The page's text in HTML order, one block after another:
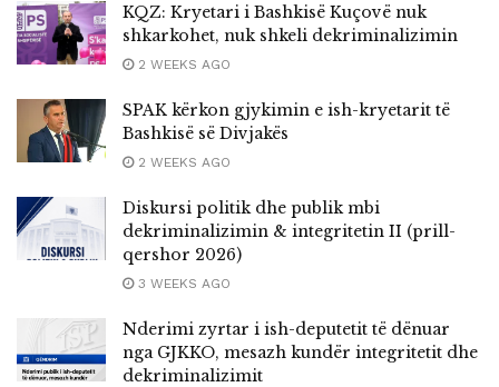
KQZ: Kryetari i Bashkisë Kuçovë nuk
shkarkohet, nuk shkeli dekriminalizimin
2 WEEKS AGO
SPAK kërkon gjykimin e ish-kryetarit të
Bashkisë së Divjakës
2 WEEKS AGO
Diskursi politik dhe publik mbi
dekriminalizimin & integritetin II (prill-
qershor 2026)
3 WEEKS AGO
Nderimi zyrtar i ish-deputetit të dënuar
nga GJKKO, mesazh kundër integritetit dhe
dekriminalizimit